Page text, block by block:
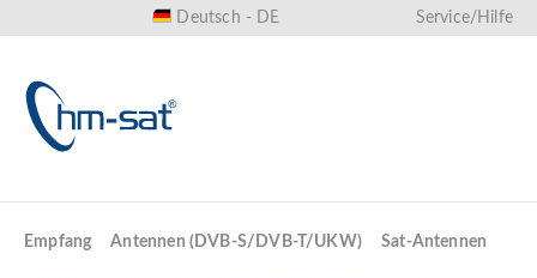
Deutsch - DE Service/Hilfe
Empfang Antennen (DVB-S/DVB-T/UKW) Sat-Antennen